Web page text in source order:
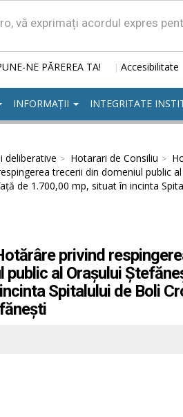
vă exprimați acordul expres
NE PĂREREA TA! | Accesibilitate
INFORMAȚII INTEGRITATE
deliberative Hotarari de Consiliu
trecerii din domeniul public
de 1.700,00 mp, situat în incinta
privind
al Orașului
Spitalului de Boli